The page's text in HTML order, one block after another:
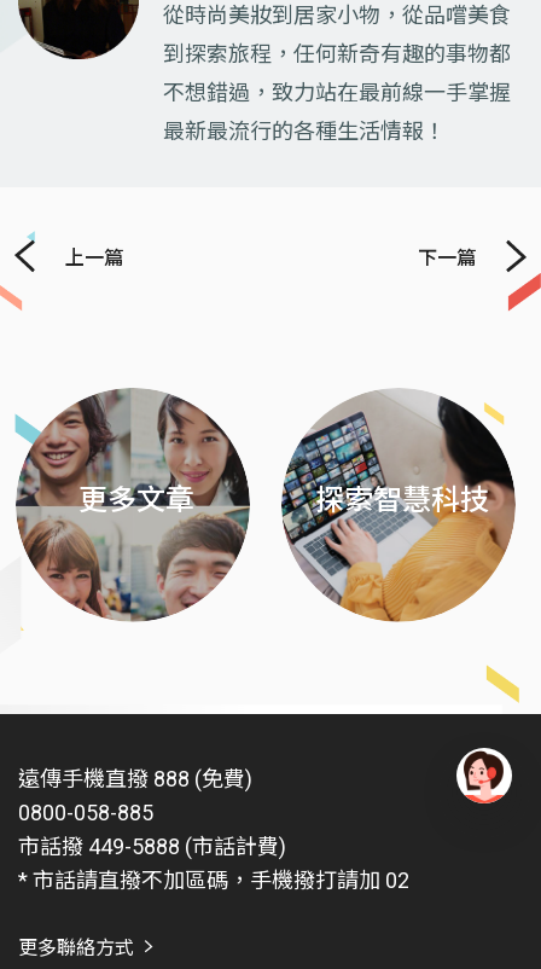
從時尚美妝到居家小物，從品嚐美食
到探索旅程，任何新奇有趣的事物都
不想錯過，致力站在最前線一手掌握
最新最流行的各種生活情報！
上一篇 下一篇
更多文章 探索智慧科技
遠傳手機直撥 888 (免費)
0800-058-885
市話撥 449-5888 (市話計費)
* 市話請直撥不加區碼，手機撥打請加 02
更多聯絡方式